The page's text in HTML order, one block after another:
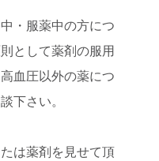
・服薬中の方につ
として薬剤の服用
血圧以外の薬につ
下さい。
は薬剤を見せて頂